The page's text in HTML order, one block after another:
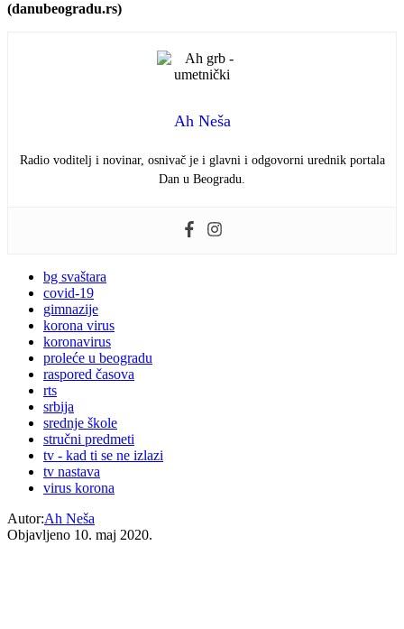
(danubeogradu.rs)
Ah Neša
Radio voditelj i novinar, osnivač je i glavni i odgovorni urednik portala
Dan u Beogradu.
bg svaštara
covid-19
gimnazije
korona virus
koronavirus
proleće u beogradu
raspored časova
rts
srbija
srednje škole
stručni predmeti
tv - kad ti se ne izlazi
tv nastava
virus korona
Autor:Ah Neša
Objavljeno 10. maj 2020.